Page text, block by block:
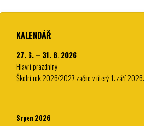
KALENDÁŘ
27. 6. – 31. 8. 2026
Hlavní prázdniny
Školní rok 2026/2027 začne v úterý 1. září 2026.
Srpen 2026